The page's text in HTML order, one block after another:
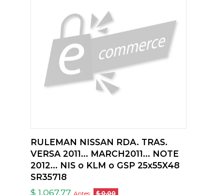
RULEMAN NISSAN RDA. TRAS.
VERSA 2011... MARCH2011... NOTE
2012... NIS o KLM o GSP 25x55X48
SR35718
$ 1,067.77 Antes: $ 0.00